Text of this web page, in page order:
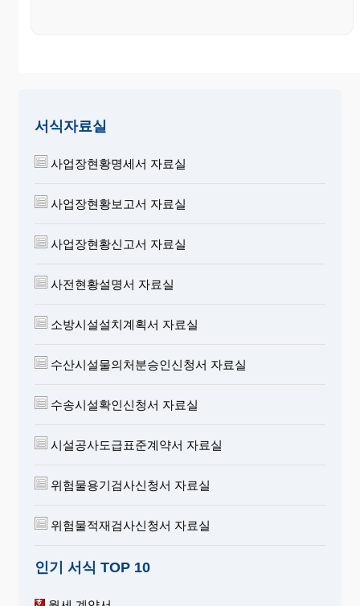
서식자료실
사업장현황명세서 자료실
사업장현황보고서 자료실
사업장현황신고서 자료실
사전현황설명서 자료실
소방시설설치계획서 자료실
수산시설물의처분승인신청서 자료실
수송시설확인신청서 자료실
시설공사도급표준계약서 자료실
위험물용기검사신청서 자료실
위험물적재검사신청서 자료실
인기 서식 TOP 10